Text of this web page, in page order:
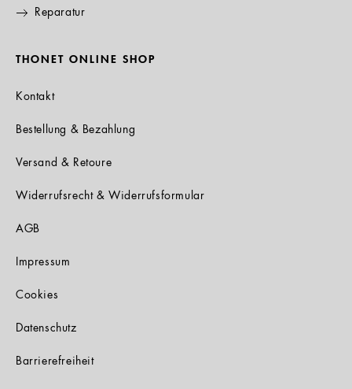
Reparatur
THONET ONLINE SHOP
Kontakt
Bestellung & Bezahlung
Versand & Retoure
Widerrufsrecht & Widerrufsformular
AGB
Impressum
Cookies
Datenschutz
Barrierefreiheit